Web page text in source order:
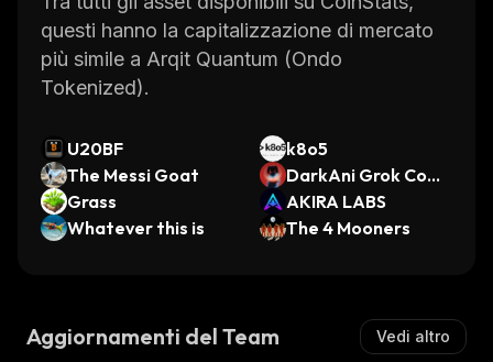
questi hanno la capitalizzazione di mercato
più simile a Arqit Quantum (Ondo
Tokenized).
U20BF
k8o5
The Messi Goat
DarkAni Grok Com
panion
Grass
AKIRA LABS
Whatever this is
The 4 Mooners
Aggiornamenti del Team Vedi altro